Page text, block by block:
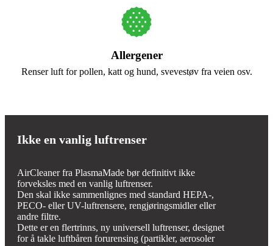
Allergener
Renser luft for pollen, katt og hund, svevestøv fra veien osv.
Ikke en vanlig luftrenser
AirCleaner fra PlasmaMade bør definitivt ikke
forveksles med en vanlig luftrenser.
Den skal ikke sammenlignes med standard HEPA-,
PECO- eller UV-luftrensere, rengjøringsmidler eller
andre filtre.
Dette er en flertrinns, ny universell luftrenser, designet
for å takle luftbåren forurensing (partikler, aerosoler